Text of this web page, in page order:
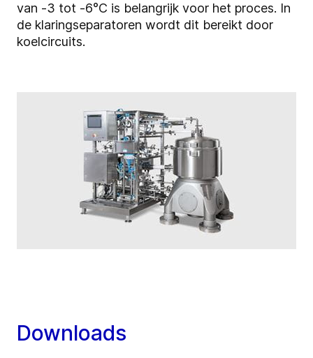
van -3 tot -6°C is belangrijk voor het proces. In
de klaringseparatoren wordt dit bereikt door
koelcircuits.
Downloads